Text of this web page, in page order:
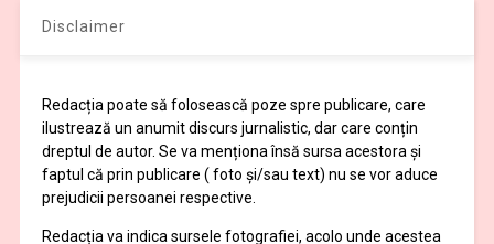
Disclaimer
Redacția poate să folosească poze spre publicare, care
ilustrează un anumit discurs jurnalistic, dar care conțin
dreptul de autor. Se va menționa însă sursa acestora și
faptul că prin publicare ( foto și/sau text) nu se vor aduce
prejudicii persoanei respective.
Redacția va indica sursele fotografiei, acolo unde acestea